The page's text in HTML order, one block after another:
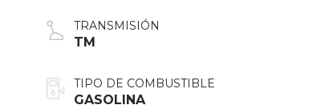
TRANSMISIÓN
TM
TIPO DE COMBUSTIBLE
GASOLINA